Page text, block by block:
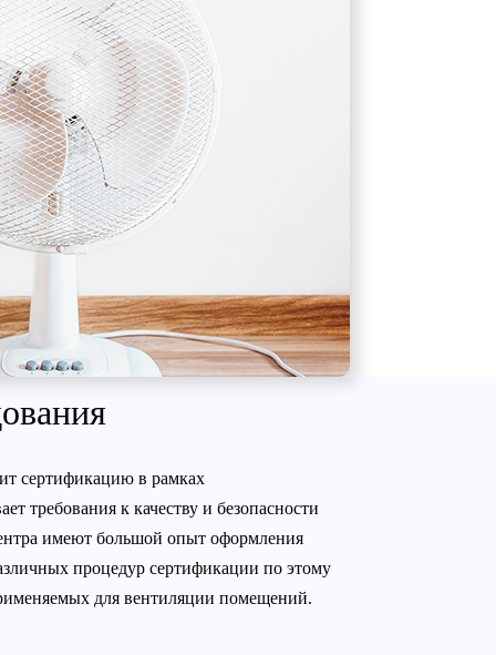
сертификацию в рамках
требования к качеству и безопасности
имеют большой опыт оформления
процедур сертификации по этому
для вентиляции помещений.